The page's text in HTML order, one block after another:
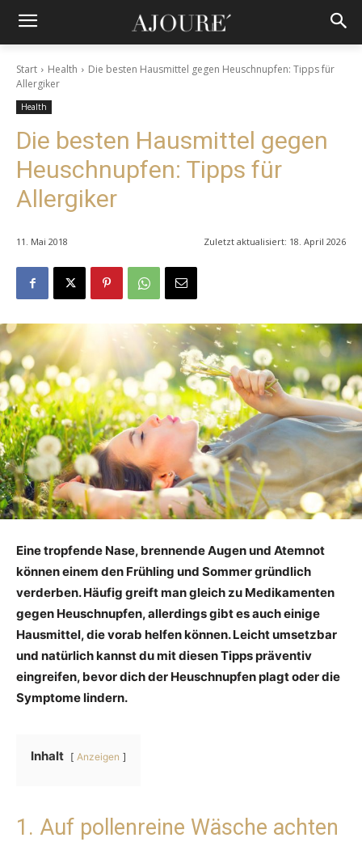
Start Health
Die besten Hausmittel gegen Heuschnupfen: Tipps für
Allergiker
Health
Die besten Hausmittel gegen
Heuschnupfen: Tipps für
Allergiker
11. Mai 2018 Zuletzt aktualisiert: 18. April 2026
Eine tropfende Nase, brennende Augen und Atemnot
können einem den Frühling und Sommer gründlich
verderben. Häufig greift man gleich zu Medikamenten
gegen Heuschnupfen, allerdings gibt es auch einige
Hausmittel, die vorab helfen können. Leicht umsetzbar
und natürlich kannst du mit diesen Tipps präventiv
eingreifen, bevor dich der Heuschnupfen plagt oder die
Symptome lindern.
Inhalt Anzeigen
1. Auf pollenreine Wäsche achten